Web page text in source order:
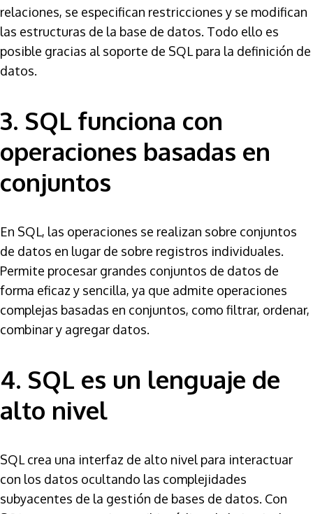
relaciones, se especifican restricciones y se modifican
las estructuras de la base de datos. Todo ello es
posible gracias al soporte de SQL para la definición de
datos.
3. SQL funciona con
operaciones basadas en
conjuntos
En SQL, las operaciones se realizan sobre conjuntos
de datos en lugar de sobre registros individuales.
Permite procesar grandes conjuntos de datos de
forma eficaz y sencilla, ya que admite operaciones
complejas basadas en conjuntos, como filtrar, ordenar,
combinar y agregar datos.
4. SQL es un lenguaje de
alto nivel
SQL crea una interfaz de alto nivel para interactuar
con los datos ocultando las complejidades
subyacentes de la gestión de bases de datos. Con